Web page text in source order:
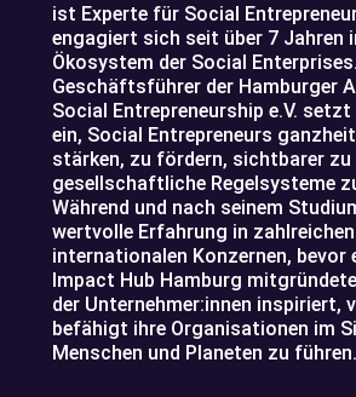
ist Experte für Social
engagiert sich seit über 7 Jahren
Ökosystem der Social
Geschäftsführer der Hamburger
Social Entrepreneurship e.V.
ein, Social Entrepreneurs
stärken, zu fördern, sichtbarer zu
gesellschaftliche Regelsysteme
Während und nach seinem
wertvolle Erfahrung in zahlreichen
internationalen Konzernen, bevor
Impact Hub Hamburg
der Unternehmer:innen inspiriert,
befähigt ihre Organisationen im
Menschen und Planeten zu führen.